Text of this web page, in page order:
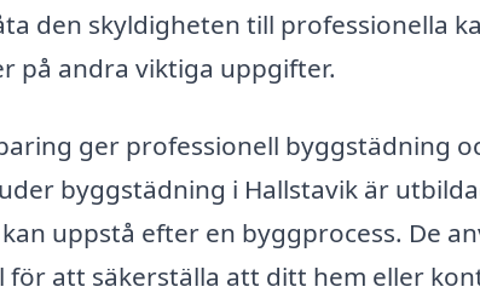
den skyldigheten till professionella
på andra viktiga uppgifter.
ger professionell byggstädning
byggstädning i Hallstavik är
uppstå efter en byggprocess. De
att säkerställa att ditt hem eller